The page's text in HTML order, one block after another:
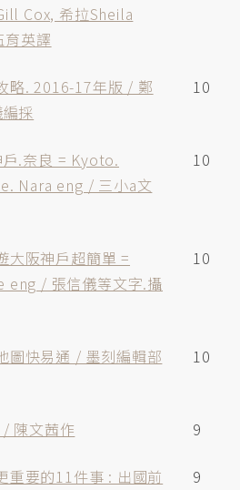
Cox, 希拉Sheila
育英譯
略. 2016-17年版 / 鄭
採
10
.奈良 = Kyoto.
Nara eng / 三小a文
10
大阪神戶超簡單 =
eng / 張信儀等文字.攝
10
圖快易通 / 墨刻編輯部
10
陳文茜作 9
重要的11件事 : 出國前
9